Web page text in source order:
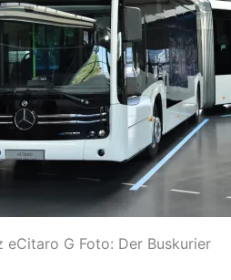
eCitaro G Foto: Der Buskurier